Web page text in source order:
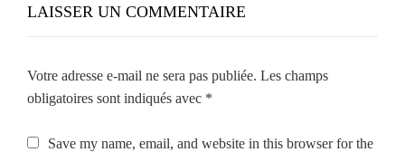
LAISSER UN COMMENTAIRE
Votre adresse e-mail ne sera pas publiée. Les champs
obligatoires sont indiqués avec *
Save my name, email, and website in this browser for the